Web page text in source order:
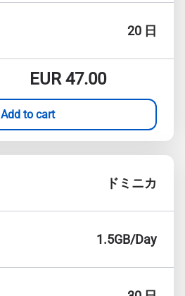
20 日
EUR47.00
Add to cart
ドミニカ
1.5GB/Day